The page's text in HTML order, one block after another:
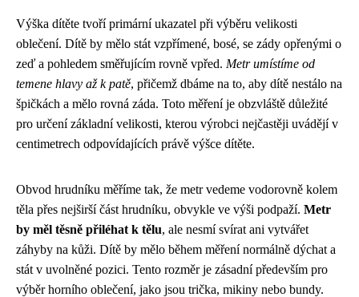
Výška dítěte tvoří primární ukazatel při výběru velikosti
oblečení. Dítě by mělo stát vzpřímené, bosé, se zády opřenými o
zeď a pohledem směřujícím rovně vpřed. Metr umístíme od
temene hlavy až k patě, přičemž dbáme na to, aby dítě nestálo na
špičkách a mělo rovná záda. Toto měření je obzvláště důležité
pro určení základní velikosti, kterou výrobci nejčastěji uvádějí v
centimetrech odpovídajících právě výšce dítěte.
Obvod hrudníku měříme tak, že metr vedeme vodorovně kolem
těla přes nejširší část hrudníku, obvykle ve výši podpaží. Metr
by měl těsně přiléhat k tělu, ale nesmí svírat ani vytvářet
záhyby na kůži. Dítě by mělo během měření normálně dýchat a
stát v uvolněné pozici. Tento rozměr je zásadní především pro
výběr horního oblečení, jako jsou trička, mikiny nebo bundy.